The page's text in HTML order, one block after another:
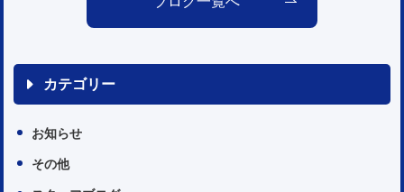
カテゴリー
お知らせ
その他